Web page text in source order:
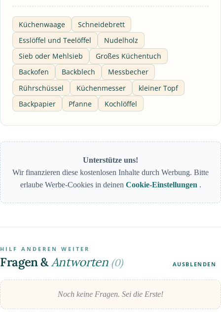
Küchenwaage
Schneidebrett
Esslöffel und Teelöffel
Nudelholz
Sieb oder Mehlsieb
Großes Küchentuch
Backofen
Backblech
Messbecher
Rührschüssel
Küchenmesser
kleiner Topf
Backpapier
Pfanne Kochlöffel
Unterstütze uns!
Wir finanzieren diese kostenlosen Inhalte durch Werbung. Bitte
erlaube Werbe-Cookies in deinen Cookie-Einstellungen .
HILF ANDEREN WEITER
Fragen &Antworten (0) AUSBLENDEN
Noch keine Fragen. Sei die Erste!